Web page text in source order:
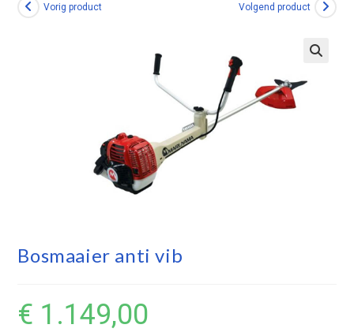
Vorig product Volgend product
Bosmaaier anti vib
€ 1.149,00